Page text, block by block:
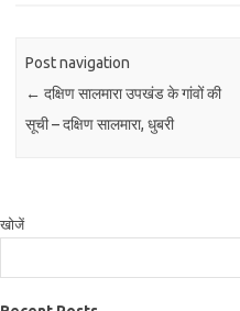
Post navigation
← दक्षिण सालमारा उपखंड के गांवों की
सूची – दक्षिण सालमारा, धुबरी
खोजें